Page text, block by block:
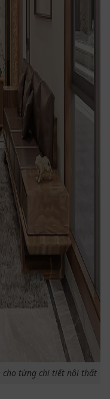
cho từng chi tiết nội thất